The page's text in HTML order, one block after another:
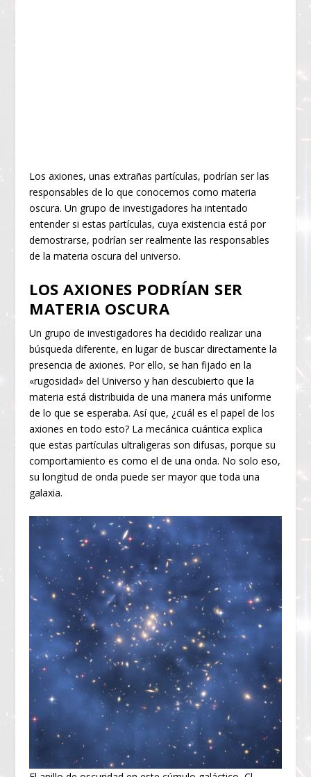
Los axiones, unas extrañas partículas, podrían ser las
responsables de lo que conocemos como materia
oscura. Un grupo de investigadores ha intentado
entender si estas partículas, cuya existencia está por
demostrarse, podrían ser realmente las responsables
de la materia oscura del universo.
LOS AXIONES PODRÍAN SER
MATERIA OSCURA
Un grupo de investigadores ha decidido realizar una
búsqueda diferente, en lugar de buscar directamente la
presencia de axiones. Por ello, se han fijado en la
«rugosidad» del Universo y han descubierto que la
materia está distribuida de una manera más uniforme
de lo que se esperaba. Así que, ¿cuál es el papel de los
axiones en todo esto? La mecánica cuántica explica
que estas partículas ultraligeras son difusas, porque su
comportamiento es como el de una onda. No solo eso,
su longitud de onda puede ser mayor que toda una
galaxia.